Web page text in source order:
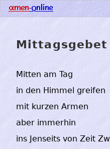
Mittagsgebet
Mitten am Tag
in den Himmel greifen
mit kurzen Armen
aber immerhin
ins Jenseits von Zeit